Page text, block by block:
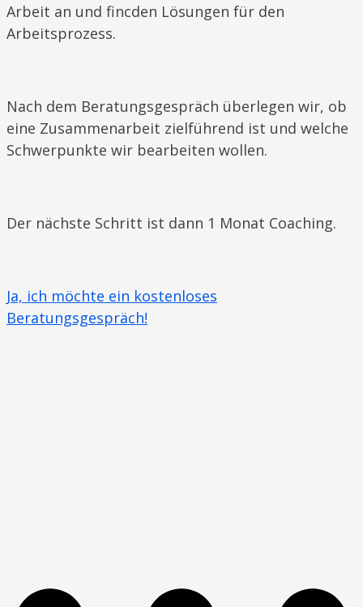
Arbeit an und fincden Lösungen für den
Arbeitsprozess.
Nach dem Beratungsgespräch überlegen wir, ob
eine Zusammenarbeit zielführend ist und welche
Schwerpunkte wir bearbeiten wollen.
Der nächste Schritt ist dann 1 Monat Coaching.
Ja, ich möchte ein kostenloses
Beratungsgespräch!